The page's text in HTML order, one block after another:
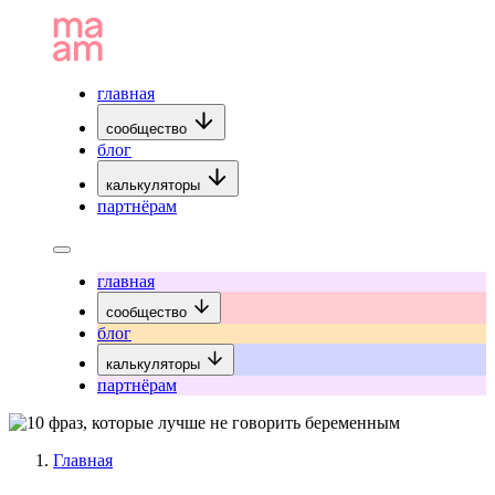
главная
сообщество
блог
калькуляторы
партнёрам
главная
сообщество
блог
калькуляторы
партнёрам
Главная